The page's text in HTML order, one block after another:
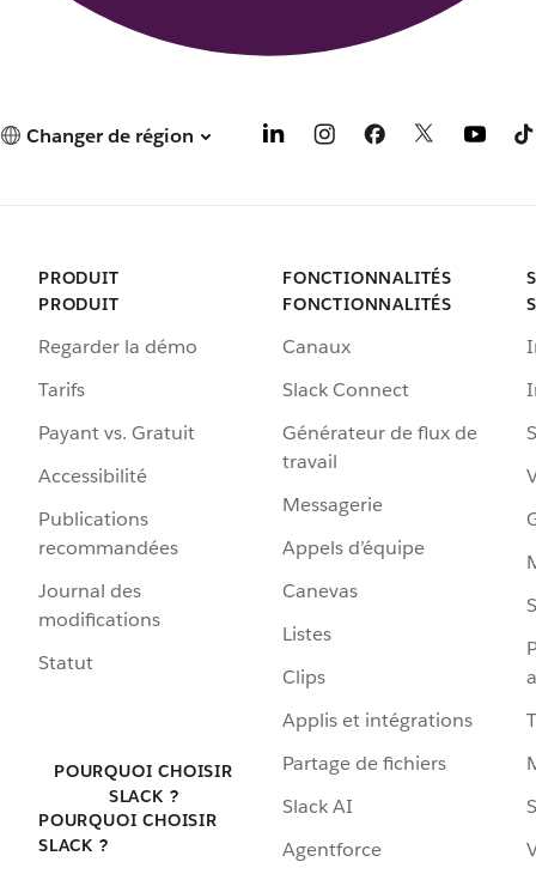
Changer de région
PRODUIT
PRODUIT
Regarder la démo
Tarifs
Payant vs. Gratuit
Accessibilité
Publications
recommandées
Journal des
modifications
Statut
POURQUOI CHOISIR
SLACK ?
POURQUOI CHOISIR
SLACK ?
FONCTIONNALITÉS
FONCTIONNALITÉS
Canaux
Slack Connect
Générateur de flux de
travail
Messagerie
Appels d’équipe
Canevas
Listes
Clips
Applis et intégrations
Partage de fichiers
Slack AI
Agentforce